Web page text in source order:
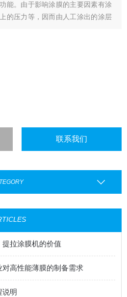
能。由于影响涂膜的主要因素有涂
的压力等，因而由人工涂出的涂层
果带来了困难。本款涂布试验机自
联系我们
拉涂膜机的价值
高性能薄膜的制备需求
说明